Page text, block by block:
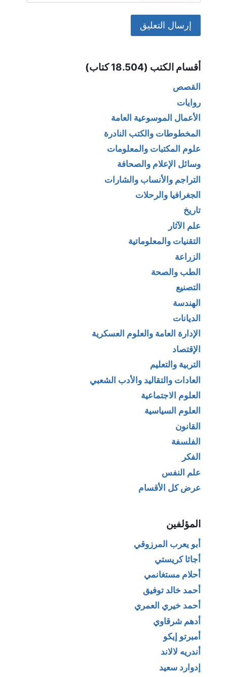
أقسام الكتب (18.504 كتاب)
القصص
روايات
الأعمال الموسوعية العامة
المخطوطات والكتب النادرة
علوم المكتبات والمعلومات
وسائل الإعلام والصحافة
التراجم والأنساب والشارات
الجغرافيا والرحلات
تاريخ
علم الآثار
التقنيات والمعلوماتية
الزراعة
الطب والصحة
التصنيع
الهندسة
الديانات
الإدارة العامة والعلوم العسكرية
الإقتصاد
التربية والتعليم
العادات والتقاليد والأدب الشعبي
العلوم الاجتماعية
العلوم السياسية
القانون
الفلسفة
الفكر
علم النفس
عرض كل الأقسام
المؤلفين
أبو يعرب المرزوقي
أجاثا كريستي
أحلام مستغانمي
أحمد خالد توفيق
أحمد خيري العمري
أدهم شرقاوي
أمبرتو إيكو
أندريه لالاند
إدوارد سعيد